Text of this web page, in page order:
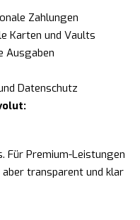
Zahlungen
Karten und Vaults
Ausgaben
Datenschutz
Für Premium-Leistungen
transparent und klar